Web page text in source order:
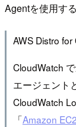
Agentを使用す
AWS Distro
CloudWatch
エージェント
CloudWatch
「Amazon